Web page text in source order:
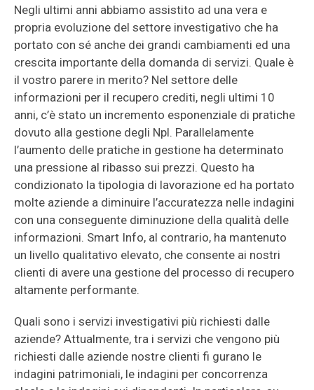
Negli ultimi anni abbiamo assistito ad una vera e
propria evoluzione del settore investigativo che ha
portato con sé anche dei grandi cambiamenti ed una
crescita importante della domanda di servizi. Quale è
il vostro parere in merito? Nel settore delle
informazioni per il recupero crediti, negli ultimi 10
anni, c’è stato un incremento esponenziale di pratiche
dovuto alla gestione degli Npl. Parallelamente
l’aumento delle pratiche in gestione ha determinato
una pressione al ribasso sui prezzi. Questo ha
condizionato la tipologia di lavorazione ed ha portato
molte aziende a diminuire l’accuratezza nelle indagini
con una conseguente diminuzione della qualità delle
informazioni. Smart Info, al contrario, ha mantenuto
un livello qualitativo elevato, che consente ai nostri
clienti di avere una gestione del processo di recupero
altamente performante.
Quali sono i servizi investigativi più richiesti dalle
aziende? Attualmente, tra i servizi che vengono più
richiesti dalle aziende nostre clienti fi gurano le
indagini patrimoniali, le indagini per concorrenza